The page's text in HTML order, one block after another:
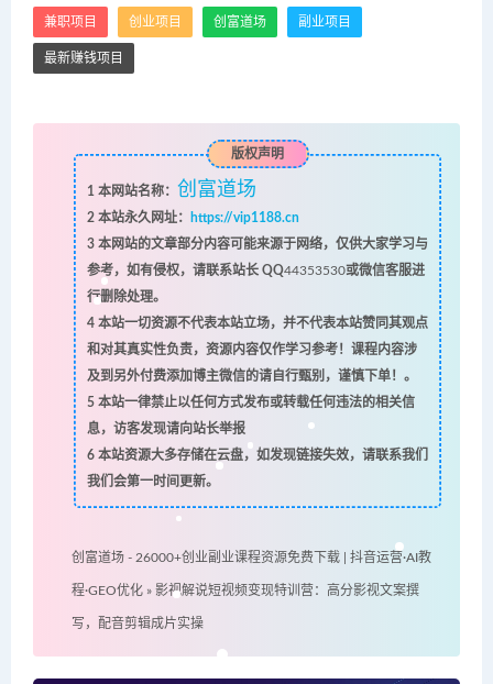
兼职项目 创业项目 创富道场 副业项目
最新赚钱项目
版权声明
1 本网站名称： 创富道场
2本站永久网址：
https://vip1188.cn
3本网站的文章部分内容可能来源于网络，仅供大家学习与
参考，如有侵权，请联系站长 QQ44353530或微信客服进
行删除处理。
4本站一切资源不代表本站立场，并不代表本站赞同其观点
和对其真实性负责，资源内容仅作学习参考！课程内容涉
及到另外付费添加博主微信的请自行甄别，谨慎下单！。
5本站一律禁止以任何方式发布或转载任何违法的相关信
息，访客发现请向站长举报
6本站资源大多存储在云盘，如发现链接失效，请联系我们
我们会第一时间更新。
创富道场 - 26000+创业副业课程资源免费下载 | 抖音运营·AI教
程·GEO优化 » 影视解说短视频变现特训营：高分影视文案撰
写，配音剪辑成片实操